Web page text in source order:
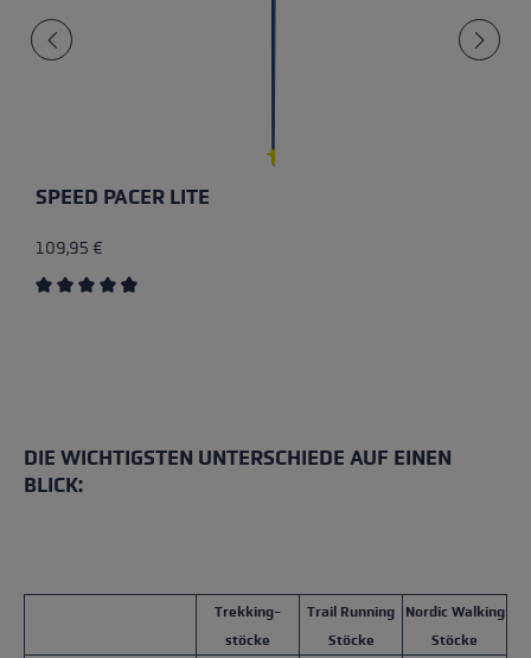
SPEED PACER LITE
109,95 €
DIE WICHTIGSTEN UNTERSCHIEDE AUF EINEN
BLICK:
Trekking-
stöcke
Trail Running
Stöcke
Nordic Walking
Stöcke